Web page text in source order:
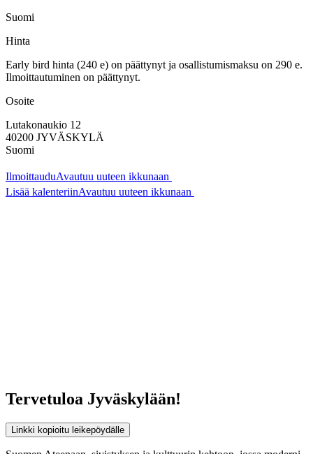
Suomi
Hinta
Early bird hinta (240 e) on päättynyt ja osallistumismaksu on 290 e.
Ilmoittautuminen on päättynyt.
Osoite
Lutakonaukio 12
40200 JYVÄSKYLÄ
Suomi
IlmoittauduAvautuu uuteen ikkunaan
Lisää kalenteriinAvautuu uuteen ikkunaan
Tervetuloa Jyväskylään!
Linkki kopioitu leikepöydälle